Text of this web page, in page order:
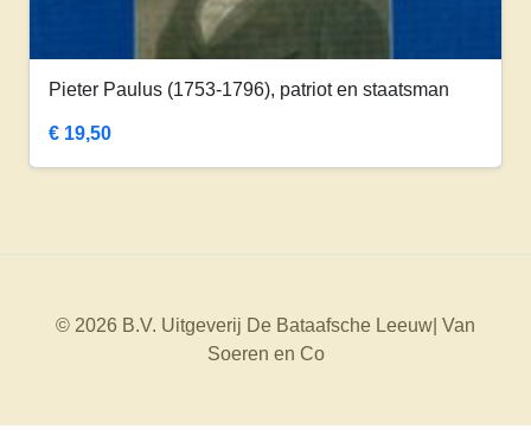
Pieter Paulus (1753-1796), patriot en staatsman
€ 19,50
© 2026 B.V. Uitgeverij De Bataafsche Leeuw| Van
Soeren en Co